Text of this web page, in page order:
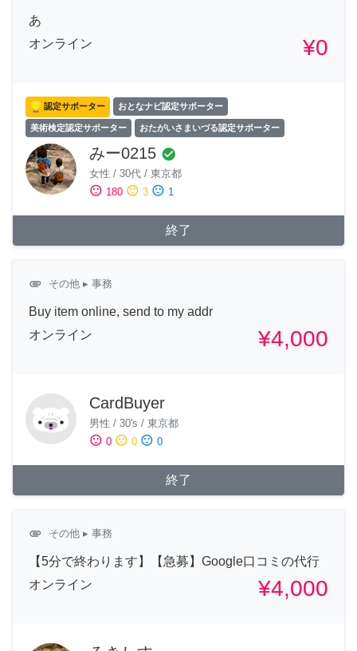
あ
オンライン
¥0
認定サポーター おとなナビ認定サポーター
美術検定認定サポーター おたがいさまいづる認定サポーター
みー0215 check_circle
女性 / 30代 / 東京都
sentiment_satisfied 180 sentiment_neutral 3 sentiment_dissatisfied 1
終了
attachment その他 ▸ 事務
Buy item online, send to my addr
オンライン
¥4,000
CardBuyer
男性 / 30's / 東京都
sentiment_satisfied 0 sentiment_neutral 0 sentiment_dissatisfied 0
終了
attachment その他 ▸ 事務
【5分で終わります】【急募】Google口コミの代行
オンライン
¥4,000